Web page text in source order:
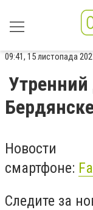
09:41, 15 листопада
смартфоне:
Следите за